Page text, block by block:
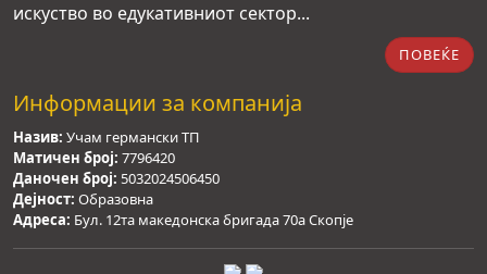
искуство во едукативниот сектор...
ПОВЕЌЕ
Информации за компанија
Назив: Учам германски ТП
Матичен број: 7796420
Даночен број: 5032024506450
Дејност: Образовна
Адреса: Бул. 12та македонска бригада 70а Скопје